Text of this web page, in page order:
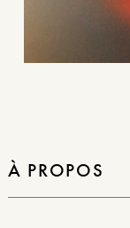
À PROPOS